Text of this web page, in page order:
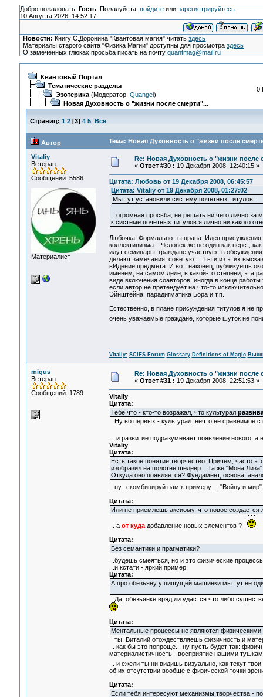
Добро пожаловать, Гость. Пожалуйста, войдитеили зарегистрируйтесь.
10 Августа 2026, 14:52:17
Новости: Книгу С.Доронина "Квантовая магия" читатьздесь
Материалы старого сайта "Физика Магии" доступны для просмотраздесь
О замеченных глюках просьба писать на почтуquantmag@mail.ru
Квантовый Портал
Тематические разделы
Эзотерика(Модератор: Quangel)
Новая Духовность о "жизни после смерти"...
0
Страниц: 1 2[3] 4 5 Все
Автор Тема: Новая Духовность о "жизни после
Vitaliy
Ветеран
Сообщений: 5586
Материалист
Re: Новая Духовность о "жизни после
« Ответ #30 : 19 Декабря 2008, 12:40:15 »
Цитата: Любовь от 19 Декабря 2008, 06:45:57
Цитата: Vitaliy от 19 Декабря 2008, 01:27:02
Мы тут установили систему почетных титулов.
...огромная просьба, не решать ни чего лично за
к системе почетных титулов я лично ни какого
Любочка! Формально ты права. Идея
коллективизма... Человек же не один как перст,
идут семинары, граждане участвуют в
делают замечания, советуют... Ты и из этих
вИдение предмета. И вот, наконец, публикуешь
именем, на самом деле, в какой-то степени, эта
виде включения соавторов, иногда в конце
если автор не претендует на что-то
Эйнштейна, парадигматика Бора и т.п.
Естественно, в плане присуждения титулов я не
очень уважаемые граждане, которые шуток не
Vitaliy: SCIES Forum Glossary Definitions of Magic
migus
Ветеран
Сообщений: 1789
Re: Новая Духовность о "жизни после
« Ответ #31 : 19 Декабря 2008, 22:51:53 »
Vitaliy
Цитата:
Тебе что - кто-то возражал, что культурал
Ну во первых - культурал нечто не сравнимое с
... и развитие подразумевает появление нового,
Vitaliy
Цитата:
Есть такое понятие творчество. Причем, часто
изобразил на полотне шедевр... Та же "Мона
Откуда оно появляется? Фундамент, основа,
...ну...скомбинируй нам к примеру ... "Войну и
Цитата:
Или не приемлешь аксиому, что новое создается
... аот кудадобавление новых элементов ?
Цитата:
Без семантики и прагматики?
...будешь смеяться, но и это физические
...и кстати - яркий пример:
Цитата:
А про обезьяну у пишущей машинки мы тут не
Да, обезьянке вряд ли удастся что либо
Цитата:
Ментальные процессы не являются физическими
ты, Виталий отождествляешь физичность и
... как бы это попроще... ну пусть будет так:
материалистичность - восприятие нашими
... и ежели ты ни видишь визуально, как текут
об их отсутствии вообще с физической точки
Цитата:
Если тебя интересуют механизмы творчества -